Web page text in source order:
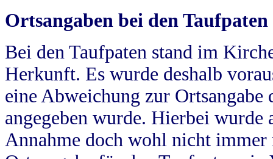
Ortsangaben bei den Taufpaten
Bei den Taufpaten stand im
Herkunft. Es wurde deshalb
eine Abweichung zur
angegeben wurde. Hierbei wurde
Annahme doch wohl nicht